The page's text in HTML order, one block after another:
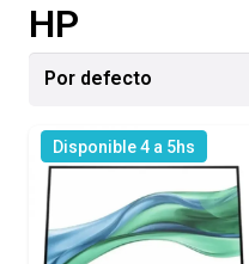
HP
Disponible 4 a 5hs